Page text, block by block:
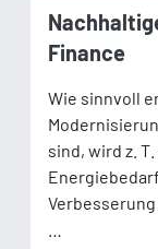
Finance
Wie sinnvoll
sind, wird z.